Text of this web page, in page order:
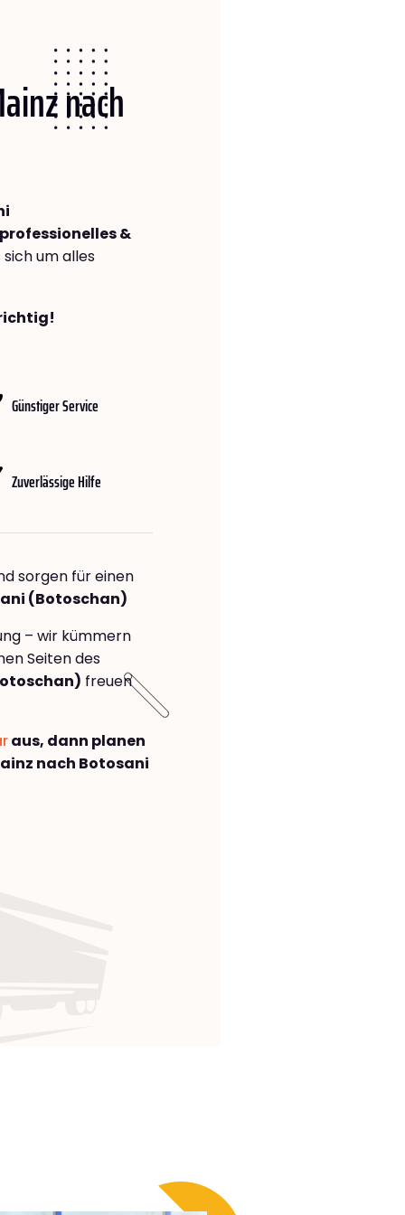
nach
professionelles &
sich um alles
Günstiger Service
Zuverlässige Hilfe
sorgen für einen
(Botoschan)
– wir kümmern
Seiten des
freuen
aus, dann planen
nach Botosani